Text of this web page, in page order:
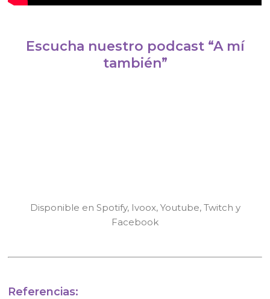
Escucha nuestro podcast “A mí
también”
Disponible en Spotify, Ivoox, Youtube, Twitch y
Facebook
Referencias: